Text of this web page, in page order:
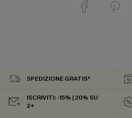
SPEDIZIONE GRATIS*
ISCRIVITI: -15% | 20% SU
2+